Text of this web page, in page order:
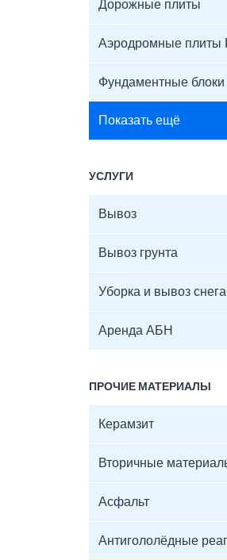
Дорожные плиты
Аэродромные плиты
Фундаментные
Показать ещё
УСЛУГИ
Вывоз
Вывоз грунта
Уборка и вывоз снега
Аренда АБН
ПРОЧИЕ МАТЕРИАЛЫ
Керамзит
Вторичные
Асфальт
Антигололёдные